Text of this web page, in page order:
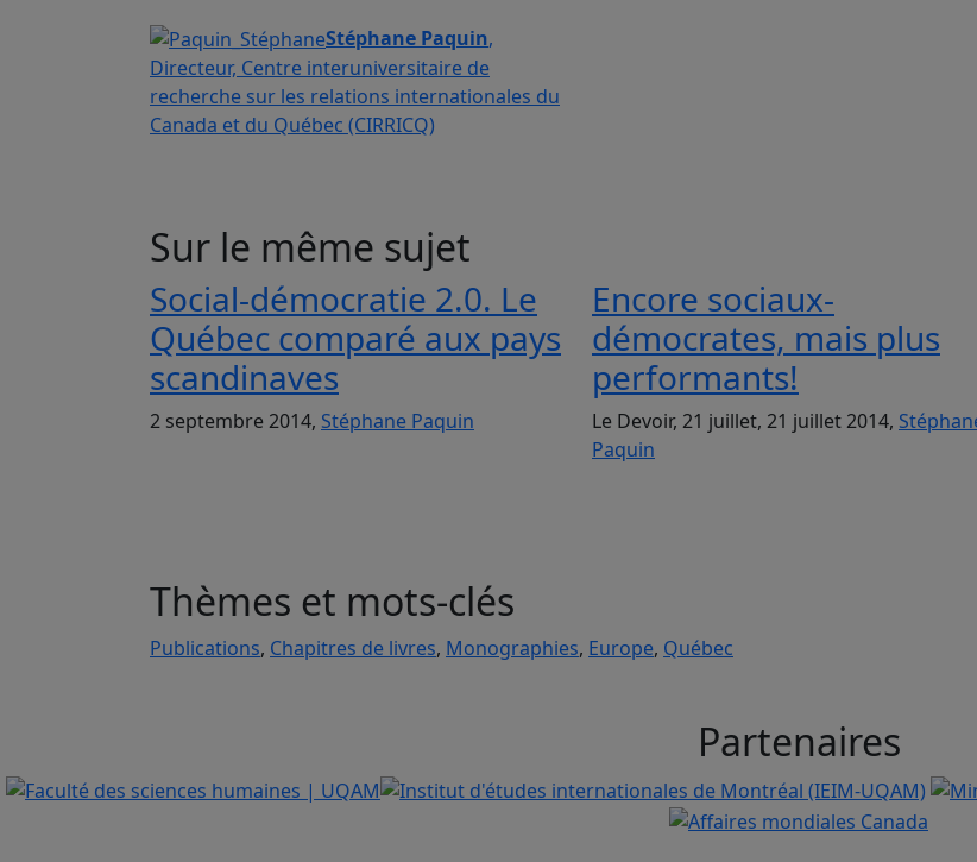
Stéphane Paquin,
Directeur, Centre interuniversitaire de
recherche sur les relations internationales du
Canada et du Québec (CIRRICQ)
Sur le même sujet
Social-démocratie 2.0. Le
Québec comparé aux pays
scandinaves
2 septembre 2014, Stéphane Paquin
Encore sociaux-
démocrates, mais plus
performants!
Le Devoir, 21 juillet, 21 juillet 2014,
Paquin
Thèmes et mots-clés
Publications, Chapitres de livres, Monographies, Europe, Québec
Partenaires